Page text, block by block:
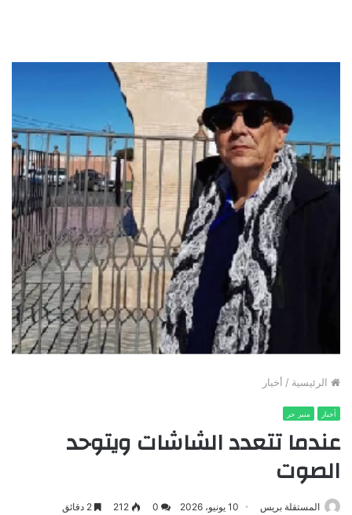
الرئيسية / أخبار
أخبار منبر حر
عندما تتعدد الشاشات ويتوحد
الصوت
المستقلة بريس 10 يونيو، 2026 0
212